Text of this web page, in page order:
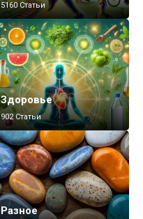
5160 Статьи
Здоровье
902 Статьи
Разное